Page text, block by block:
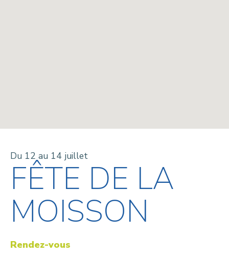
Du 12 au 14 juillet
FÊTE DE LA
MOISSON
Rendez-vous